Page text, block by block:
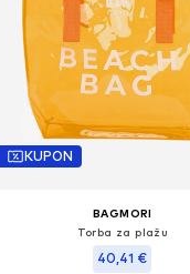
KUPON
BAGMORI
Torba za plažu
40,41 €